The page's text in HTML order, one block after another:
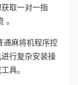
取一对一指
通麻将机程序控
行复杂安装操
具。